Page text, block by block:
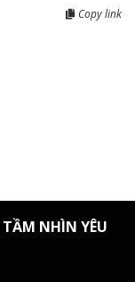
Copy link
NHÌN YÊU